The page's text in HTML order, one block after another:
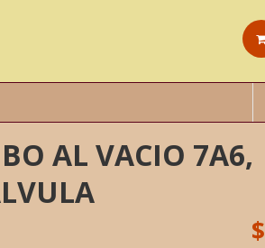
AL VACIO 7A6,
$